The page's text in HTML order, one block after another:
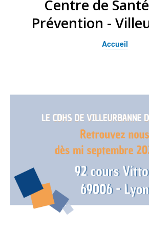
Centre de
Prévention -
Accueil